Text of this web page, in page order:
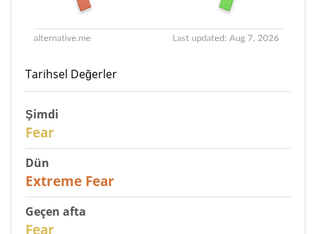
Tarihsel Değerler
Şimdi
Fear
Dün
Extreme Fear
Geçen afta
Fear